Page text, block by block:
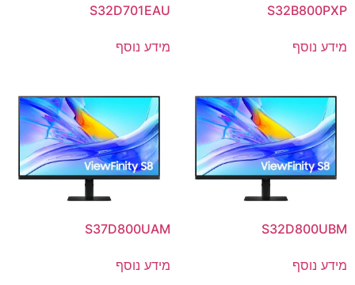
S32B800PXP
מידע נוסף
S32D701EAU
מידע נוסף
S32D800UBM
מידע נוסף
S37D800UAM
מידע נוסף